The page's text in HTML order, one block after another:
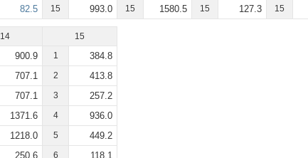
82.5 15 993.0 15 1580.5 15 127.3 15
14
900.9
707.1
707.1
1371.6
1218.0
250.6
15
1
384.8
2 413.8
3 257.2
4 936.0
5 449.2
6 118.1